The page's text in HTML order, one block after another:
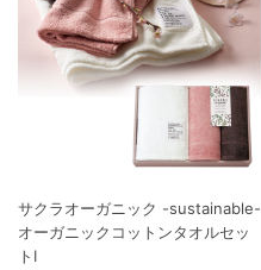
サクラオーガニック -sustainable-
オーガニックコットンタオルセッ
トI